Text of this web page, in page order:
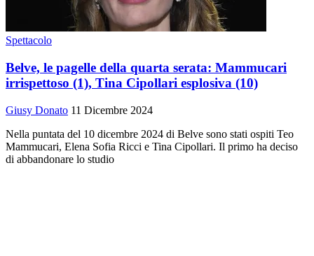
Spettacolo
Belve, le pagelle della quarta serata: Mammucari
irrispettoso (1), Tina Cipollari esplosiva (10)
Giusy Donato 11 Dicembre 2024
Nella puntata del 10 dicembre 2024 di Belve sono stati ospiti Teo
Mammucari, Elena Sofia Ricci e Tina Cipollari. Il primo ha deciso
di abbandonare lo studio